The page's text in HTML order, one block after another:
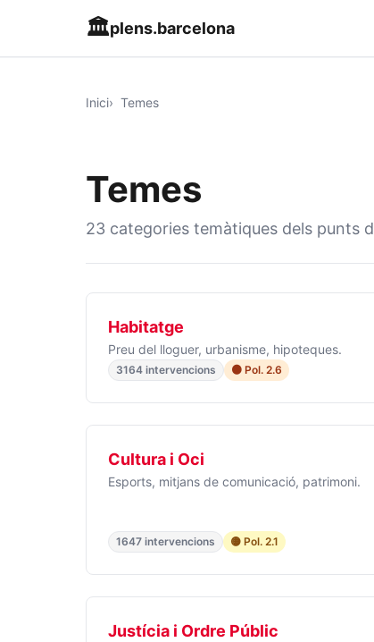
🏛️plens.barcelona
Inici Temes
Temes
23 categories temàtiques dels punts
Habitatge
Preu del lloguer, urbanisme, hipoteques.
3164 intervencions 🟠 Pol. 2.6
Cultura i Oci
Esports, mitjans de comunicació, patrimoni.
1647 intervencions 🟡 Pol. 2.1
Justícia i Ordre Públic